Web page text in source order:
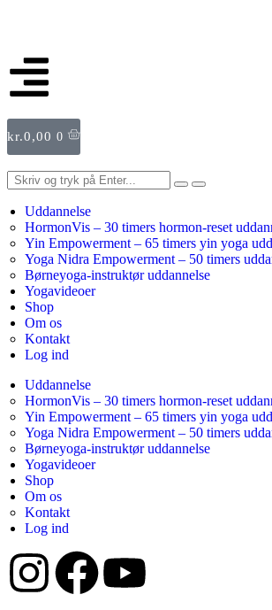
kr.0,00 0
Uddannelse
HormonVis – 30 timers hormon-reset
Yin Empowerment – 65 timers yin yoga
Yoga Nidra Empowerment – 50 timers
Børneyoga-instruktør uddannelse
Yogavideoer
Shop
Om os
Kontakt
Log ind
Uddannelse
HormonVis – 30 timers hormon-reset
Yin Empowerment – 65 timers yin yoga
Yoga Nidra Empowerment – 50 timers
Børneyoga-instruktør uddannelse
Yogavideoer
Shop
Om os
Kontakt
Log ind